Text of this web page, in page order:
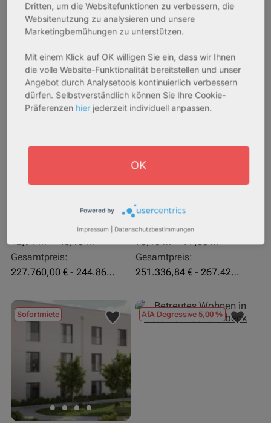
27711 Osterholz-Scharmbeck
3,60 %
Pflegeapartment
Gesamtpreis:
227.760,00 € - 244.860,00 €
32469 Petershagen
Assetklasse:
Bestandsobjekt
Gesamtfläche:
Gesamtpreis:
251.336,84 € - 267.420,00 €
Sofortmiete AfA Degressive 5,00 %
Dritten, um die Websitefunktionen zu verbessern, die
Websitenutzung zu analysieren und unsere
Marketingbemühungen zu unterstützen.
Mit einem Klick auf OK willigen Sie ein, dass wir Ihnen
die volle Website-Funktionalität bereitstellen und unser
Angebot durch Analysetools kontinuierlich verbessern
dürfen. Selbstverständlich können Sie Ihre Cookie-
Präferenzen hier jederzeit individuell anpassen.
OK
Powered by
Impressum Datenschutzbestimmungen